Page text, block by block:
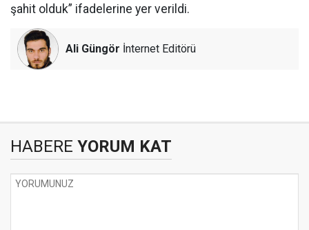
şahit olduk” ifadelerine yer verildi.
Ali Güngör İnternet Editörü
HABERE YORUM KAT